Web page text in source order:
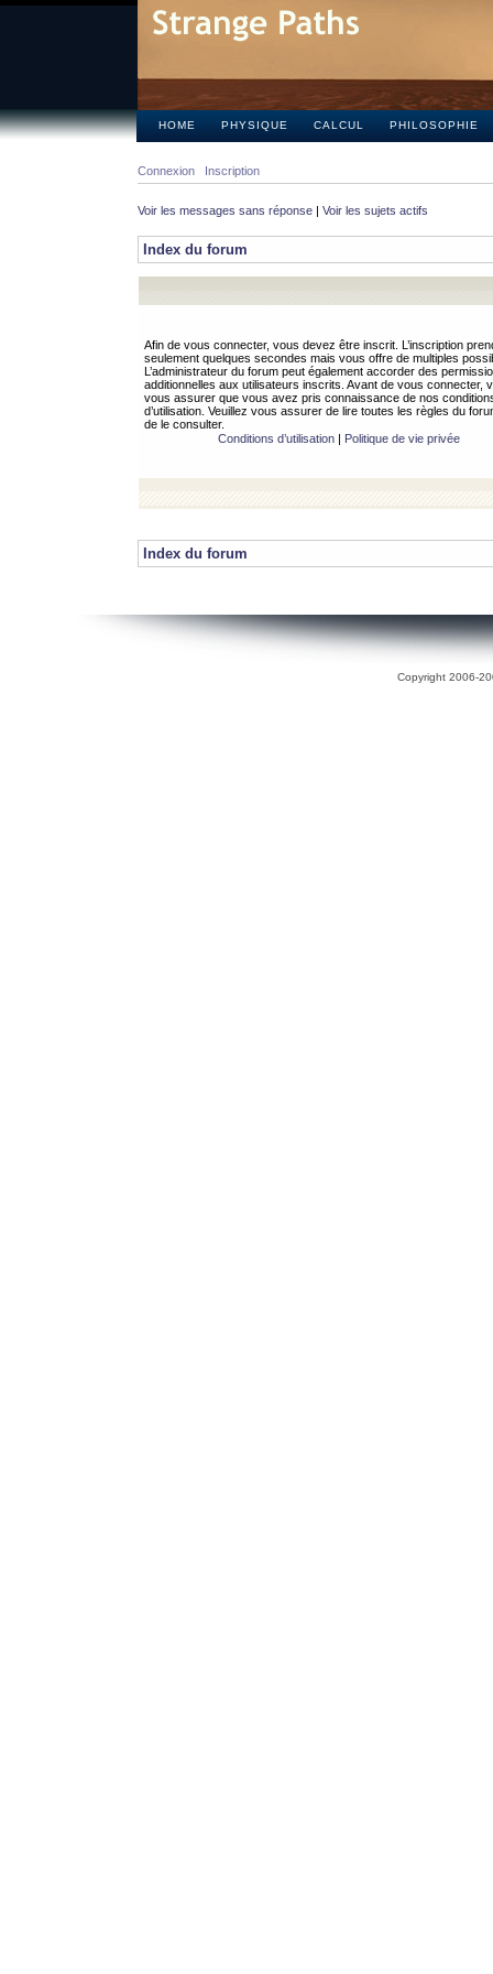
HOME PHYSIQUE CALCUL PHILOSOPHIE
Connexion Inscription
Voir les messages sans réponse | Voir les sujets actifs
Index du forum
Afin de vous connecter, vous devez être inscrit. L’inscription
seulement quelques secondes mais vous offre de multiples
L’administrateur du forum peut également accorder des
additionnelles aux utilisateurs inscrits. Avant de vous connecter,
vous assurer que vous avez pris connaissance de nos
d’utilisation. Veuillez vous assurer de lire toutes les règles du
de le consulter.
Conditions d’utilisation| Politique de vie privée
Index du forum
Copyright 2006-